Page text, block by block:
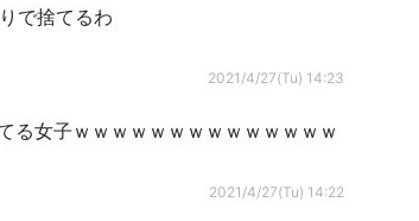
で捨てるわ
2021/4/27(Tu) 14:23
る女子ｗｗｗｗｗｗｗｗｗｗｗｗｗｗ
2021/4/27(Tu) 14:22